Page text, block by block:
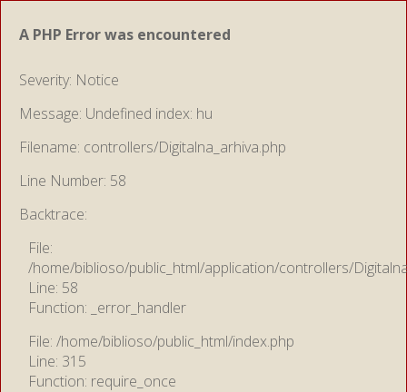
A PHP Error was encountered
Severity: Notice
Message: Undefined index: hu
Filename: controllers/Digitalna_arhiva.php
Line Number: 58
Backtrace:
File:
/home/biblioso/public_html/application/controllers/
Line: 58
Function: _error_handler
File: /home/biblioso/public_html/index.php
Line: 315
Function: require_once